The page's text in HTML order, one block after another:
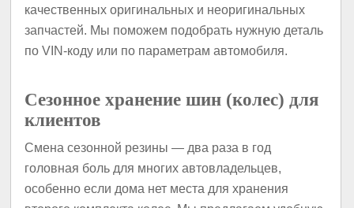
качественных оригинальных и неоригинальных
запчастей. Мы поможем подобрать нужную деталь
по VIN-коду или по параметрам автомобиля.
Сезонное хранение шин (колес) для
клиентов
Смена сезонной резины — два раза в год
головная боль для многих автовладельцев,
особенно если дома нет места для хранения